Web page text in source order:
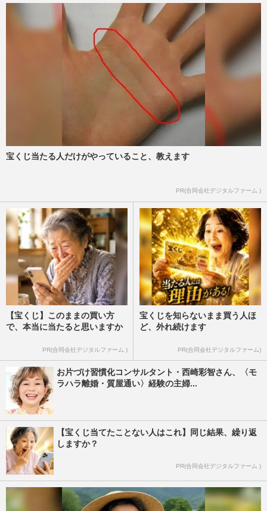
宝くじ当たる人だけがやっていること、教えます
PR(合同会社デジタルファーム )
【宝くじ】このままの買い方
で、本当に当たると思いますか
PR(合同会社デジタルファーム )
宝くじを知らないまま買う人ほ
ど、外れ続けます
PR(合同会社デジタルファーム)
お片づけ習慣化コンサルタント・西崎彩智さん、〈モ
ラハラ離婚・質屋通い〉経験の主婦...
【宝くじ当てたことない人はこれ】同じ結果、繰り返
しますか？
PR(合同会社デジタルファーム )